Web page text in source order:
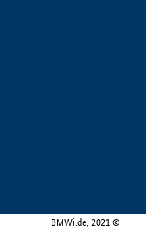
BMWi.de, 2021 ©